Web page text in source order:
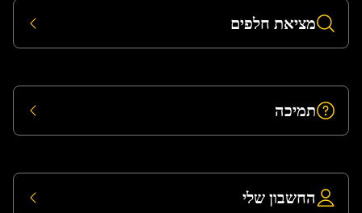
מציאת חלפים
תמיכה
החשבון שלי